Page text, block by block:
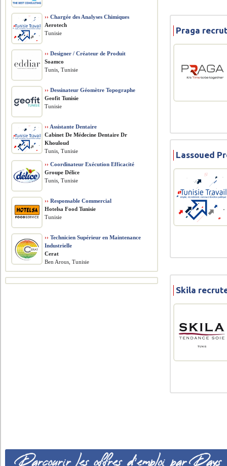
Praga
Lassoued
Skila
›› Chargée des Analyses Chimiques
Aerotech
Tunisie
›› Designer / Créateur de Produit
Soamco
Tunis, Tunisie
›› Dessinateur Géomètre Topographe
Geofit Tunisie
Tunisie
›› Assistante Dentaire
Cabinet De Médecine Dentaire Dr
Khouloud
Tunis, Tunisie
›› Coordinateur Exécution Efficacité
Groupe Délice
Tunis, Tunisie
›› Responsable Commercial
Hotelsa Food Tunisie
Tunisie
›› Technicien Supérieur en Maintenance
Industrielle
Cerat
Ben Arous, Tunisie